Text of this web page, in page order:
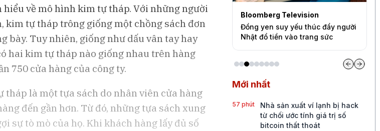
về mô hình kim tự tháp. Với những người
kim tự tháp trông giống một chồng sách đơn
bày. Tuy nhiên, giống như dấu vân tay hay
hai kim tự tháp nào giống nhau trên hàng
750 cửa hàng của công ty.
tháp là một tựa sách do nhân viên cửa hàng
đến gần hơn. Từ đó, những tựa sách xung
sự tò mò của họ. Khi khách hàng lấy đủ số
Television
ninh mạng sau các
AI của OpenAI và
Bloomberg Television
CEO Uber: Chưa thấy người tiêu
dùng thắt chặt chi tiêu
Bloomberg Television
Đồng yen suy yếu thúc đẩy người
Nhật đổ tiền vào trang sức
Mới nhất
57 phút
Nhà sản xuất ví lạnh bị hack
từ chối ước tính giá trị số
bitcoin thất thoát